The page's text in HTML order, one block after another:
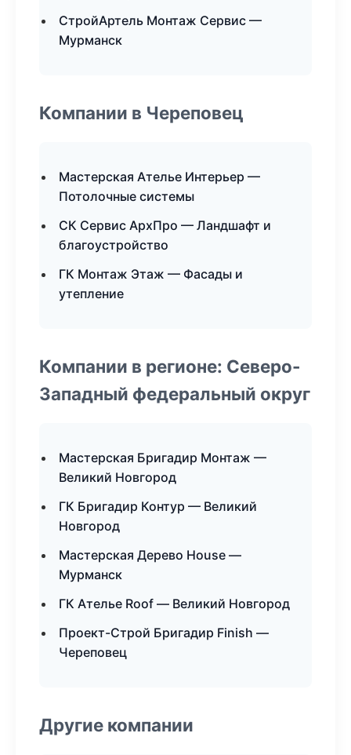
СтройАртель Монтаж Сервис —
Мурманск
Компании в Череповец
Мастерская Ателье Интерьер —
Потолочные системы
СК Сервис АрхПро — Ландшафт и
благоустройство
ГК Монтаж Этаж — Фасады и
утепление
Компании в регионе: Северо-
Западный федеральный округ
Мастерская Бригадир Монтаж —
Великий Новгород
ГК Бригадир Контур — Великий
Новгород
Мастерская Дерево House —
Мурманск
ГК Ателье Roof — Великий Новгород
Проект-Строй Бригадир Finish —
Череповец
Другие компании